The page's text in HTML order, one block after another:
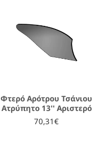
Φτερό Αρότρου Τσάνιου
Ατρύπητο 13'' Αριστερό
70,31€